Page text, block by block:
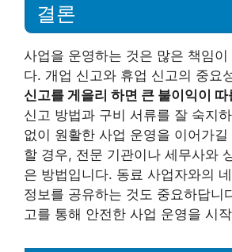
결론
사업을 운영하는 것은 많은 책임이
다. 개업 신고와 휴업 신고의 중요
신고를 게을리 하면 큰 불이익이
신고 방법과 구비 서류를 잘 숙지
없이 원활한 사업 운영을 이어가
할 경우, 전문 기관이나 세무사와
은 방법입니다. 동료 사업자와의
정보를 공유하는 것도 중요하답니
고를 통해 안전한 사업 운영을 시